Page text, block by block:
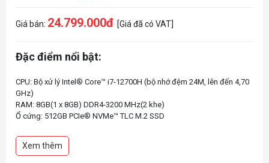
Giá bán: 24.799.000đ [Giá đã có VAT]
Đặc điểm nổi bật:
CPU: Bộ xử lý Intel® Core™ i7-12700H (bộ nhớ đệm 24M, lên đến 4,70
GHz)
RAM: 8GB(1 x 8GB) DDR4-3200 MHz(2 khe)
Ổ cứng: 512GB PCIe® NVMe™ TLC M.2 SSD
Màn hình: 15.6 inch FHD (1920 x 1080), 144 Hz, IPS, micro-edge, anti-
glare, Low Blue Light, 300 nits
Xem thêm